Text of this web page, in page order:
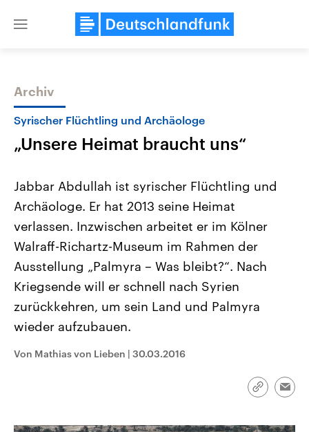
Close
Themen
Landtagswahl Sachsen-Anhalt
2026
Alle Informationen
Sachsen-Anhalt wählt am 6.
September 2026 einen neuen
Landtag. Seit 2021 wird das
Bundesland von einer Koalition aus
Umfragen, Prognosen,
und Hintergründe zu den Parteien
und Kandidaten der anstehenden
USA
Aktuelle Beiträge,
Hintergründe
Wirtschaftlich und
gehören die Vereinigten
den mächtigsten Ländern
mit großem Einfluss auf
Sendungen Programm Podcasts
Archiv
Syrischer Flüchtling und Archäologe
„Unsere Heimat braucht uns“
Jabbar Abdullah ist syrischer Flüchtling und
Archäologe. Er hat 2013 seine Heimat
verlassen. Inzwischen arbeitet er im Kölner
Walraff-Richartz-Museum im Rahmen der
Ausstellung „Palmyra – Was bleibt?“. Nach
Kriegsende will er schnell nach Syrien
zurückkehren, um sein Land und Palmyra
wieder aufzubauen.
Von Mathias von Lieben | 30.03.2016
Link